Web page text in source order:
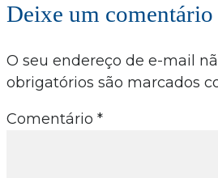
Deixe um comentário
O seu endereço de e-mail
obrigatórios são marcados
Comentário *